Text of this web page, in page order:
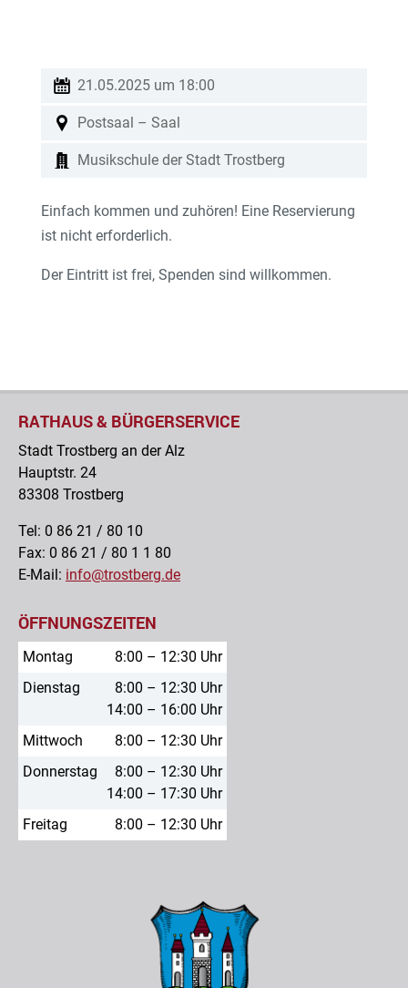
21.05.2025 um 18:00
Postsaal – Saal
Musikschule der Stadt Trostberg
Einfach kommen und zuhören! Eine Reservierung
ist nicht erforderlich.
Der Eintritt ist frei, Spenden sind willkommen.
RATHAUS & BÜRGERSERVICE
Stadt Trostberg an der Alz
Hauptstr. 24
83308 Trostberg
Tel: 0 86 21 / 80 10
Fax: 0 86 21 / 80 1 1 80
E-Mail: info@trostberg.de
ÖFFNUNGSZEITEN
Montag
8:00 – 12:30 Uhr
Dienstag
8:00 – 12:30 Uhr
14:00 – 16:00 Uhr
Mittwoch
8:00 – 12:30 Uhr
Donnerstag
8:00 – 12:30 Uhr
14:00 – 17:30 Uhr
Freitag
8:00 – 12:30 Uhr